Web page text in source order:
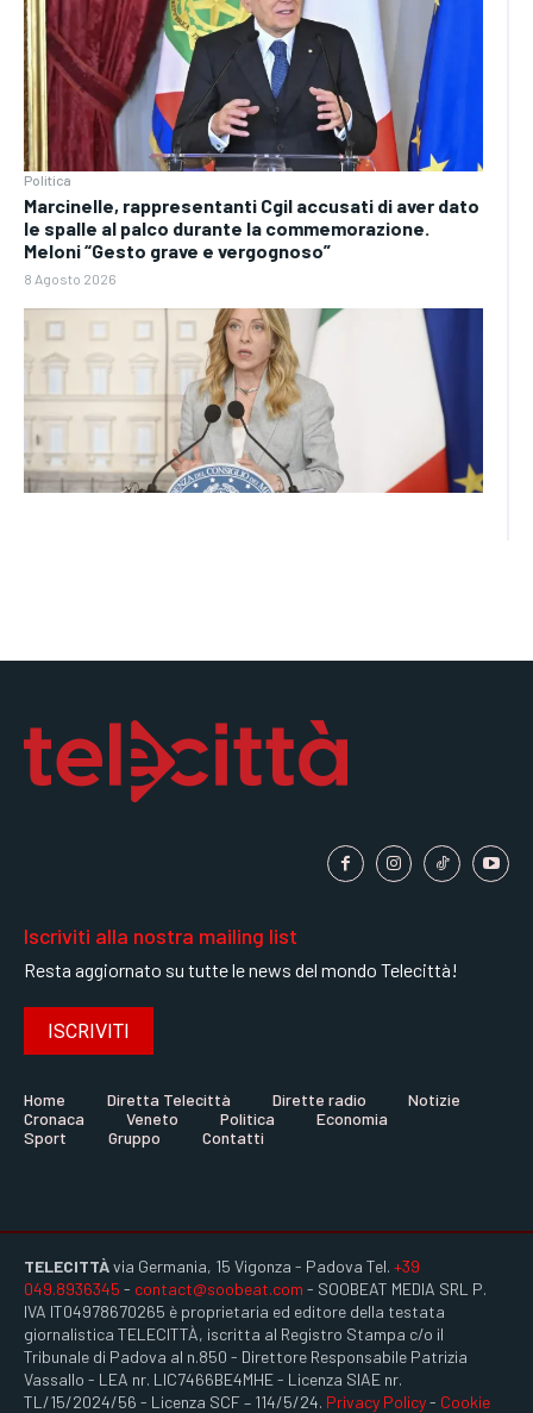
Politica
Marcinelle, rappresentanti Cgil accusati di aver dato
le spalle al palco durante la commemorazione.
Meloni “Gesto grave e vergognoso”
8 Agosto 2026
Iscriviti alla nostra mailing list
Resta aggiornato su tutte le news del mondo Telecittà!
ISCRIVITI
Home Diretta Telecittà Dirette radio
Notizie
Cronaca
Veneto Politica
Economia
Sport
Gruppo Contatti
TELECITTÀvia Germania, 15 Vigonza - Padova Tel. +39
049.8936345 - contact@soobeat.com - SOOBEAT MEDIA SRL P.
IVA IT04978670265 è proprietaria ed editore della testata
giornalistica TELECITTÀ, iscritta al Registro Stampa c/o il
Tribunale di Padova al n.850 - Direttore Responsabile Patrizia
Vassallo - LEA nr. LIC7466BE4MHE - Licenza SIAE nr.
TL/15/2024/56 - Licenza SCF – 114/5/24. Privacy Policy- Cookie